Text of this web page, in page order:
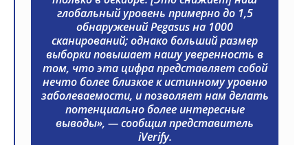
глобальный уровень примерно до 1,5
обнаружений Pegasus на 1000
сканирований; однако больший размер
выборки повышает нашу уверенность в
том, что эта цифра представляет собой
нечто более близкое к истинному уровню
заболеваемости, и позволяет нам делать
потенциально более интересные
выводы», — сообщил представитель
iVerify.